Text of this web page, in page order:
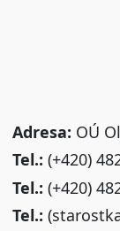
Adresa: OÚ
Tel.: (+420)
Tel.: (+420)
Tel.: